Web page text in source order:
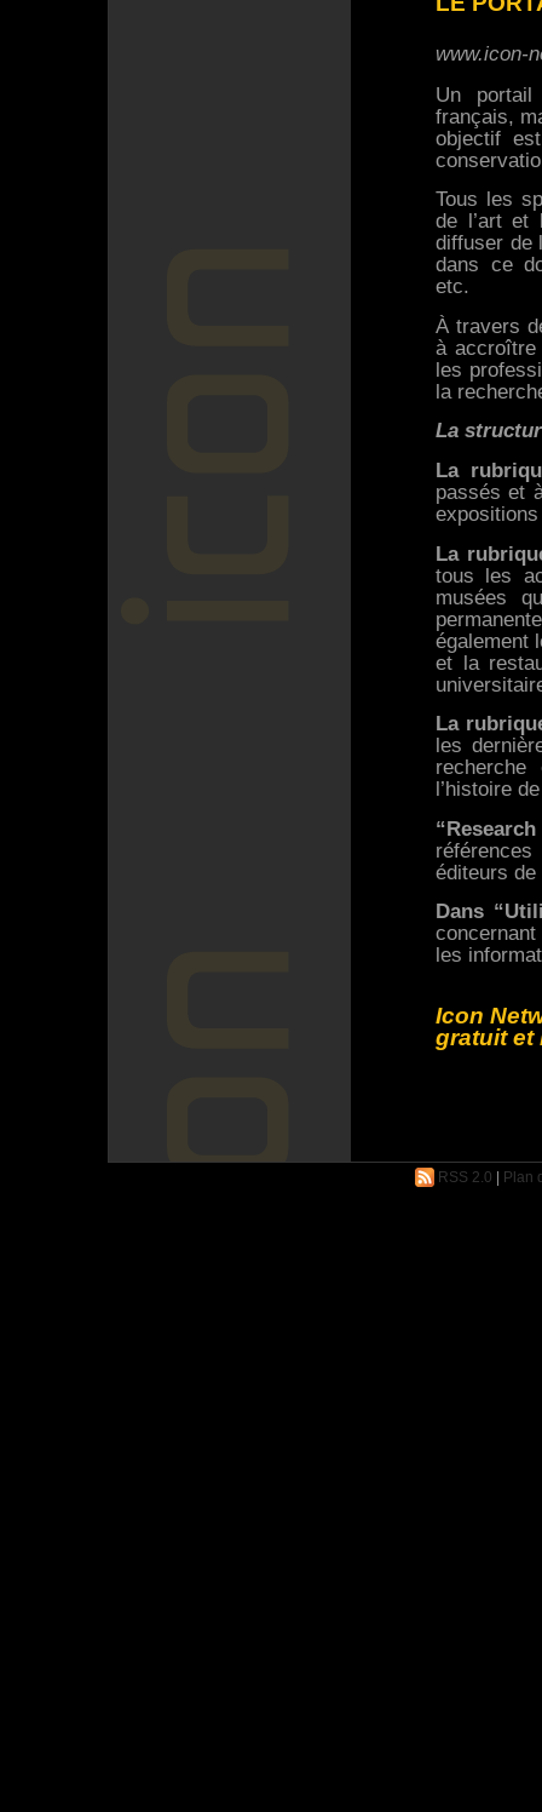
www.icon-
Un portail
français,
objectif
Tous les
de l’art et
diffuser de
dans ce
etc.
À travers
à accroître
les
la
La
La
passés et
La
tous les
musées
également
et la
La
les
recherche
l’histoire
références
éditeurs de
Dans
concernant
les
Icon
gratuit et
RSS 2.0 Plan